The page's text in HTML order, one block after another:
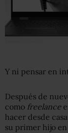
Y ni pensar en
Después de
como freelance
hacer desde
su primer hijo